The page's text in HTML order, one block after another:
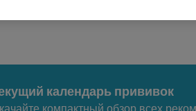
календарь прививок